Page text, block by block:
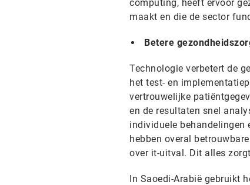
computing, heeft ervoor
maakt en die de sector
Betere
Technologie verbetert de
het test- en
vertrouwelijke
en de resultaten snel
individuele behandelingen
hebben overal
over it-uitval. Dit alles
In Saoedi-Arabië gebruikt